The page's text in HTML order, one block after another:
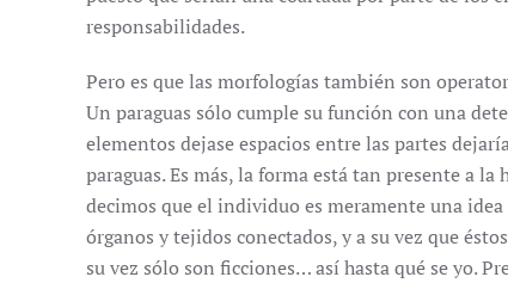
responsabilidades.
Pero es que las morfologías también son
Un paraguas sólo cumple su función con una
elementos dejase espacios entre las partes
paraguas. Es más, la forma está tan presente a
decimos que el individuo es meramente una
órganos y tejidos conectados, y a su vez que
su vez sólo son ficciones… así hasta qué se yo.